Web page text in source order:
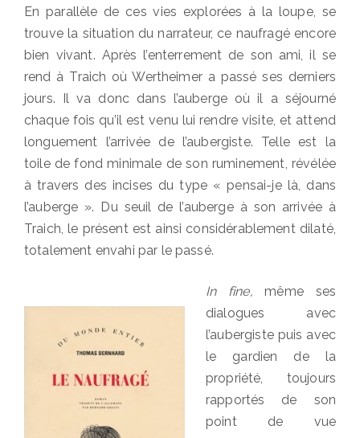
En parallèle de ces vies explorées à la loupe, se
trouve la situation du narrateur, ce naufragé encore
bien vivant. Après l’enterrement de son ami, il se
rend à Traich où Wertheimer a passé ses derniers
jours. Il va donc dans l’auberge où il a séjourné
chaque fois qu’il est venu lui rendre visite, et attend
longuement l’arrivée de l’aubergiste. Telle est la
toile de fond minimale de son ruminement, révélée
à travers des incises du type « pensai-je là, dans
l’auberge ». Du seuil de l’auberge à son arrivée à
Traich, le présent est ainsi considérablement dilaté,
totalement envahi par le passé.
In fine,même ses
dialogues avec
l’aubergiste puis avec
le gardien de la
propriété, toujours
rapportés de son
point de vue